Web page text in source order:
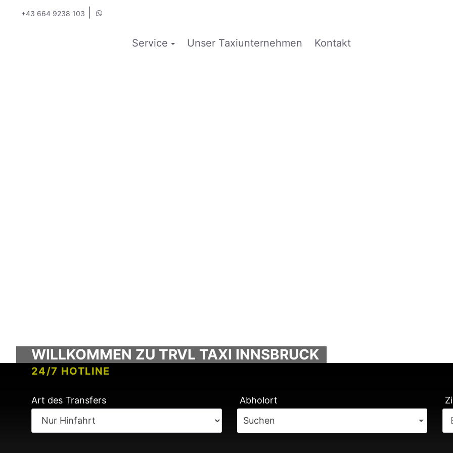
+43 664 9238 103
Service Unser Taxiunternehmen Kontakt
24/7 HOTLINE
KOSTENLOSES MEET & GREET
WILLKOMMEN ZU TRVL TAXI INNSBRUCK
Art des Transfers
Abholort
Suchen